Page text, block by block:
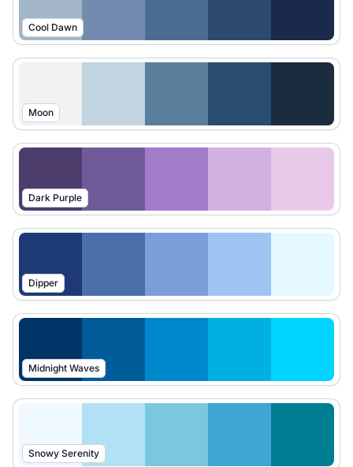
Cool Dawn
Moon
Dark Purple
Dipper
Midnight Waves
Snowy Serenity